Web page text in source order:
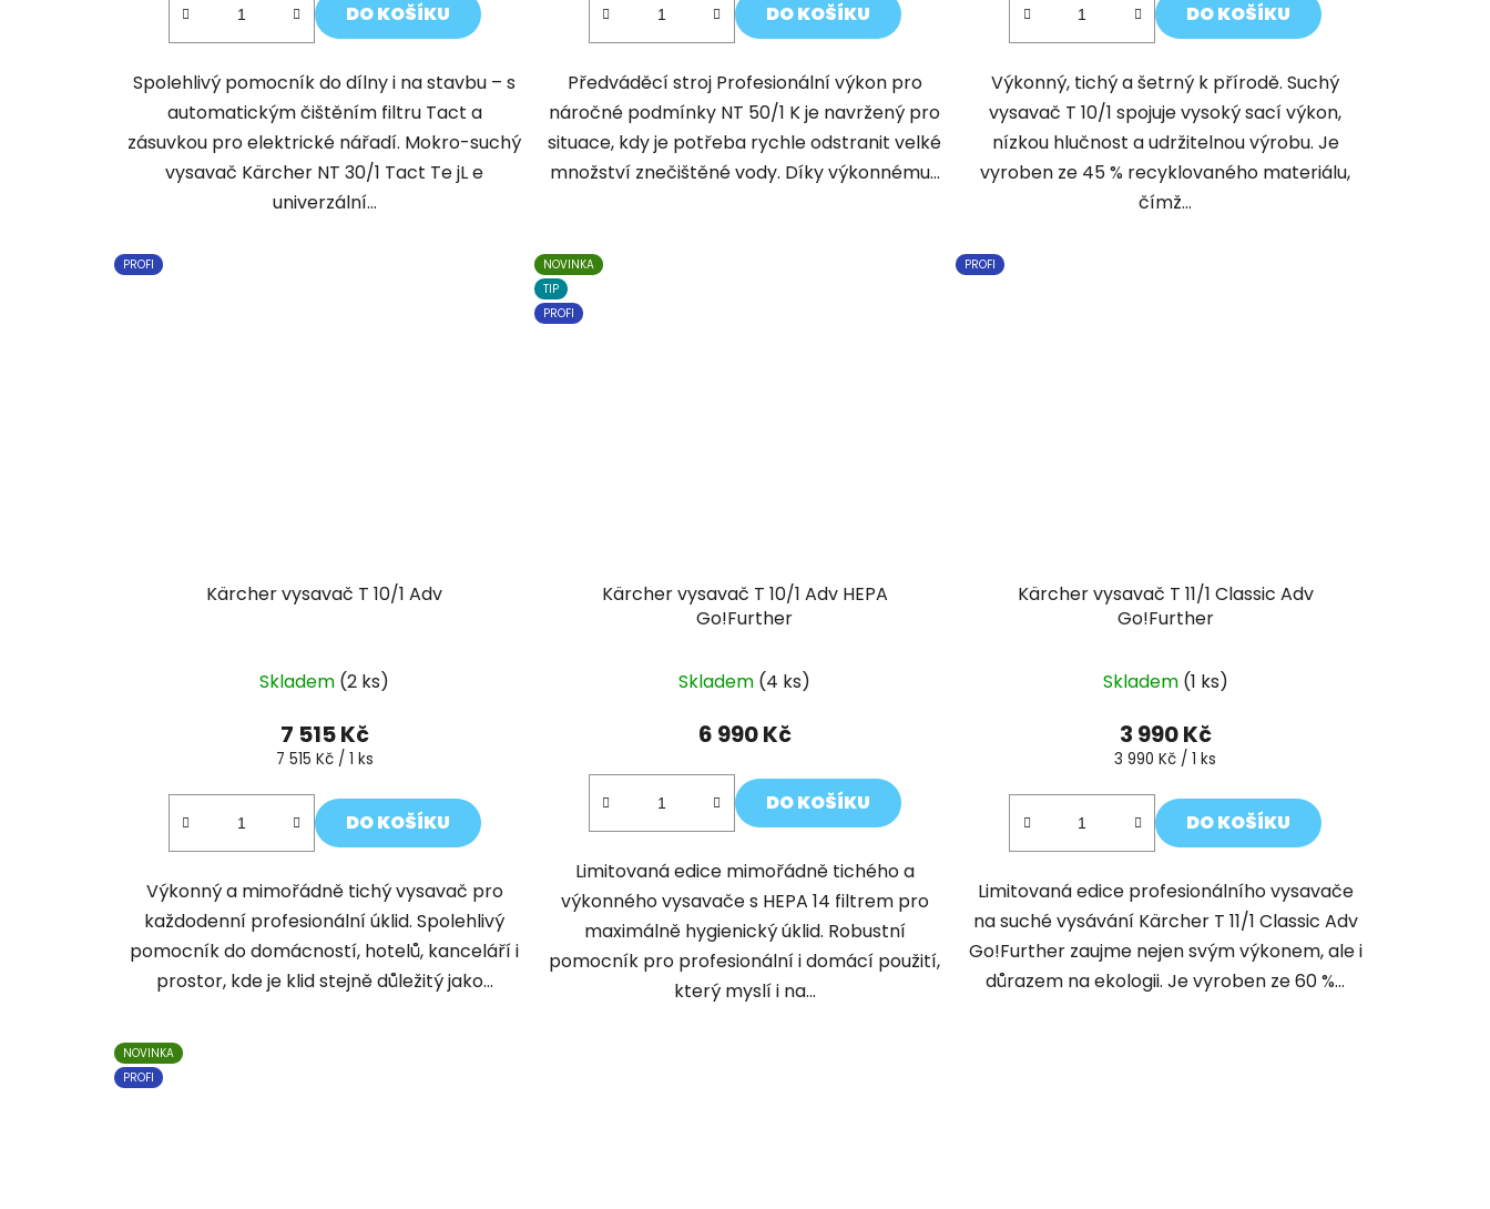
DO KOŠÍKU
Spolehlivý pomocník do dílny i na stavbu – s
automatickým čištěním filtru Tact a
zásuvkou pro elektrické nářadí. Mokro-suchý
vysavač Kärcher NT 30/1 Tact Te jL e
univerzální...
DO KOŠÍKU
Předváděcí stroj Profesionální výkon pro
náročné podmínky NT 50/1 K je navržený pro
situace, kdy je potřeba rychle odstranit velké
množství znečištěné vody. Díky výkonnému...
DO KOŠÍKU
Výkonný, tichý a šetrný k přírodě. Suchý
vysavač T 10/1 spojuje vysoký sací výkon,
nízkou hlučnost a udržitelnou výrobu. Je
vyroben ze 45 % recyklovaného materiálu,
čímž...
PROFI
Kärcher vysavač T 10/1 Adv
Skladem (2 ks)
7 515 Kč
Měrná
7 515 Kč / 1 ks
DO KOŠÍKU
Výkonný a mimořádně tichý vysavač pro
každodenní profesionální úklid. Spolehlivý
pomocník do domácností, hotelů, kanceláří i
prostor, kde je klid stejně důležitý jako...
NOVINKA
TIP
PROFI
Kärcher vysavač T 10/1 Adv HEPA
Go!Further
Skladem (4 ks)
6 990 Kč
DO KOŠÍKU
Limitovaná edice mimořádně tichého a
výkonného vysavače s HEPA 14 filtrem pro
maximálně hygienický úklid. Robustní
pomocník pro profesionální i domácí použití,
který myslí i na...
PROFI
Kärcher vysavač T 11/1 Classic Adv
Go!Further
Skladem (1 ks)
3 990 Kč
Měrná
3 990 Kč / 1 ks
DO KOŠÍKU
Limitovaná edice profesionálního vysavače
na suché vysávání Kärcher T 11/1 Classic Adv
Go!Further zaujme nejen svým výkonem, ale i
důrazem na ekologii. Je vyroben ze 60 %...
NOVINKA
PROFI